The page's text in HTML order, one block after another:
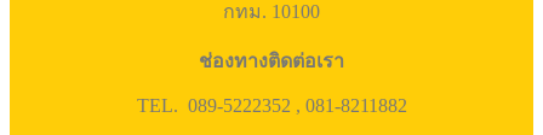
กทม. 10100
ช่องทางติดต่อเรา
TEL. 089-5222352 , 081-8211882